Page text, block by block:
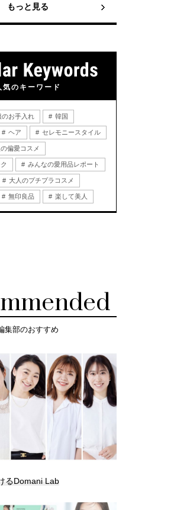
もっと見る
気のキーワード
のお手入れ 韓国
ヘア セレモニースタイル
偏愛コスメ
みんなの愛用品レポート
大人のプチプラコスメ
無印良品 楽して美人
集部のおすすめ
るDomani Lab